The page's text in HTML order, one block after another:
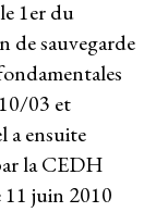
1erdu
de sauvegarde
03 et
a ensuite
la CEDH
11 juin 2010